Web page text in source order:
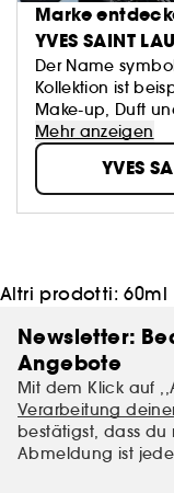
Marke
YVES SAINT
Der Name
Kollektion ist
Make-up, Duft
Geist und Seele.
Marke
Kreativität in
zeitloser
Mehr anzeigen
YVES
Altri prodotti:60ml
Newsletter:
Angebote
Mit dem Klick auf
Verarbeitung
bestätigst, dass du
Abmeldung ist